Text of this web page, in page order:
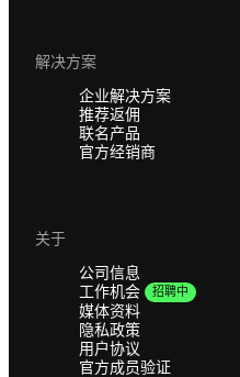
解决方案
企业解决方案
推荐返佣
联名产品
官方经销商
关于
公司信息
工作机会
招聘中
媒体资料
隐私政策
用户协议
官方成员验证